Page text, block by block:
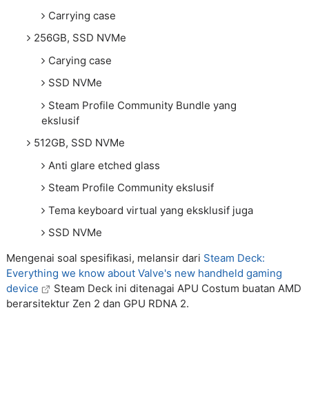
Carrying case
256GB, SSD NVMe
Carying case
SSD NVMe
Steam Profile Community Bundle yang
ekslusif
512GB, SSD NVMe
Anti glare etched glass
Steam Profile Community ekslusif
Tema keyboard virtual yang eksklusif juga
SSD NVMe
Mengenai soal spesifikasi, melansir dari Steam Deck:
Everything we know about Valve's new handheld gaming
device
Steam Deck ini ditenagai APU Costum buatan AMD
berarsitektur Zen 2 dan GPU RDNA 2.